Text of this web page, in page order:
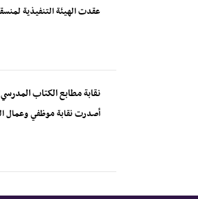
عقدت الهيئة التنفيذية
نقابة مطابع الكتاب
أصدرت نقابة موظفي وعمال